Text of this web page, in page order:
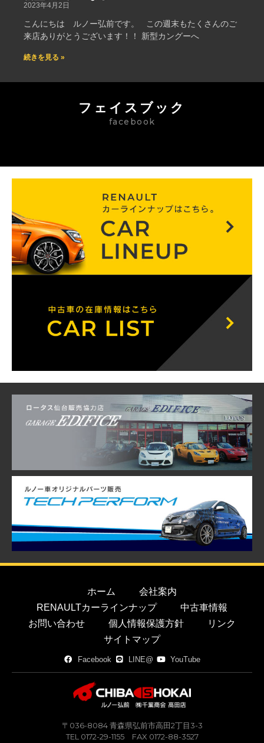
2023年4月2日
こんにちは ルノー弘前です。 この週末もたくさんのご
来店ありがとうございます！！ 新型カングーへ
続きを見る »
フェイスブック
facebook
ホーム
会社案内
RENAULTカーラインナップ
中古車情報
お問い合わせ
個人情報保護方針
リンク
サイトマップ
Facebook LINE@ YouTube
〒036-8084 青森県弘前市高田2丁目3-3
TEL 0172-29-1155 FAX 0172-88-3527